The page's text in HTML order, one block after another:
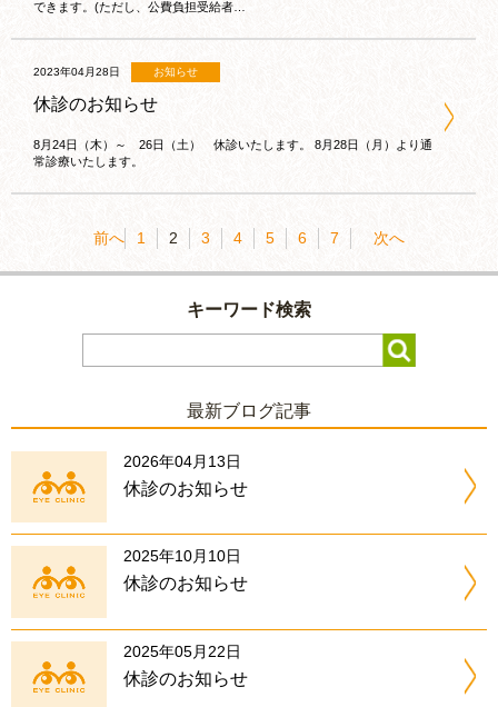
できます。(ただし、公費負担受給者…
2023年04月28日 お知らせ
休診のお知らせ
8月24日（木）～ 26日（土） 休診いたします。 8月28日（月）より通
常診療いたします。
前へ 1 2 3 4 5 6 7 次へ
キーワード検索
最新ブログ記事
2026年04月13日
休診のお知らせ
2025年10月10日
休診のお知らせ
2025年05月22日
休診のお知らせ